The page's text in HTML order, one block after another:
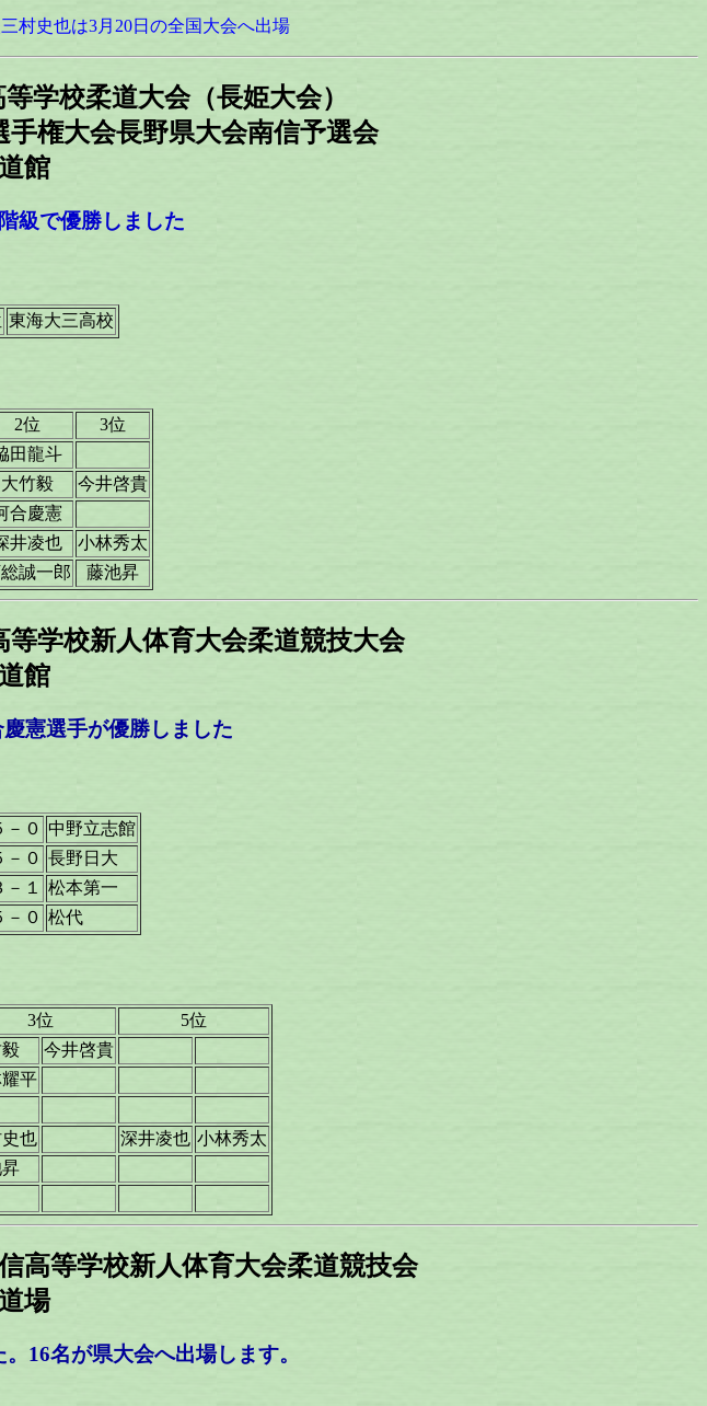
村史也は3月20日の全国大会へ出場
学校柔道大会（長姫大会）
大会長野県大会南信予選会
館
級で優勝しました
東海大三高校
2位
3位
田龍斗
大竹毅
今井啓貴
合慶憲
井凌也
小林秀太
誠一郎 藤池昇
学校新人体育大会柔道競技大会
館
憲選手が優勝しました
０ 中野立志館
０ 長野日大
１
松本第一
０ 松代
3位
5位
今井啓貴
平
也 深井凌也 小林秀太
高等学校新人体育大会柔道競技会
場
16名が県大会へ出場します。